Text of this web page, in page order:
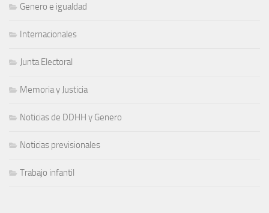
Genero e igualdad
Internacionales
Junta Electoral
Memoria y Justicia
Noticias de DDHH y Genero
Noticias previsionales
Trabajo infantil